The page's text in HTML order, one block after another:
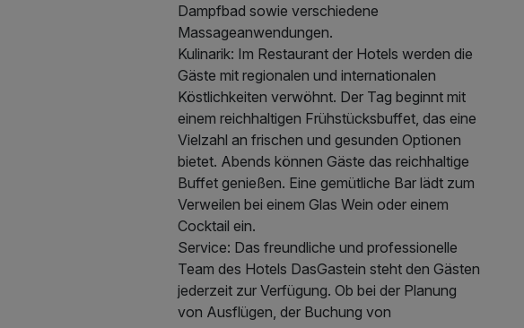
Dampfbad sowie verschiedene
Massageanwendungen.
Kulinarik: Im Restaurant der Hotels werden die
Gäste mit regionalen und internationalen
Köstlichkeiten verwöhnt. Der Tag beginnt mit
einem reichhaltigen Frühstücksbuffet, das eine
Vielzahl an frischen und gesunden Optionen
bietet. Abends können Gäste das reichhaltige
Buffet genießen. Eine gemütliche Bar lädt zum
Verweilen bei einem Glas Wein oder einem
Cocktail ein.
Service: Das freundliche und professionelle
Team des Hotels DasGastein steht den Gästen
jederzeit zur Verfügung. Ob bei der Planung
von Ausflügen, der Buchung von